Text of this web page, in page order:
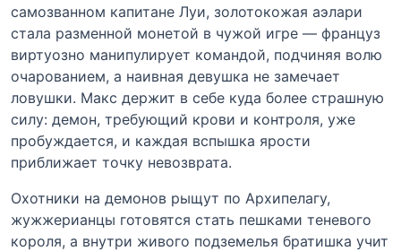
самозванном капитане Луи, золотокожая аэлари
стала разменной монетой в чужой игре — француз
виртуозно манипулирует командой, подчиняя волю
очарованием, а наивная девушка не замечает
ловушки. Макс держит в себе куда более страшную
силу: демон, требующий крови и контроля, уже
пробуждается, и каждая вспышка ярости
приближает точку невозврата.
Охотники на демонов рыщут по Архипелагу,
жужжерианцы готовятся стать пешками теневого
короля, а внутри живого подземелья братишка учит